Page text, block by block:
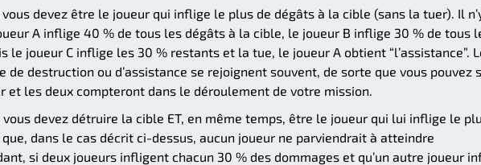
devez être le joueur qui inflige le plus de dégâts à la cible (sans la tuer). Il
A inflige 40 % de tous les dégâts à la cible, le joueur B inflige 30 % de tous
le joueur C inflige les 30 % restants et la tue, le joueur A obtient “l’assistance”.
de destruction ou d’assistance se rejoignent souvent, de sorte que vous pouvez
et les deux compteront dans le déroulement de votre mission.
devez détruire la cible ET, en même temps, être le joueur qui lui inflige le
dans le cas décrit ci-dessus, aucun joueur ne parviendrait à atteindre
si deux joueurs infligent chacun 30 % des dommages et qu’un autre joueur